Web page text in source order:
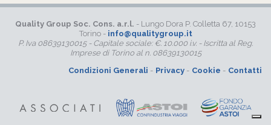
Quality Group Soc. Cons. a.r.l. - Lungo Dora P. Colletta 67, 10153
Torino - info@qualitygroup.it
P. Iva 08639130015 - Capitale sociale: €. 10.000 i.v. - Iscritta al Reg.
Imprese di Torino al n. 08639130015
Condizioni Generali - Privacy - Cookie - Contatti